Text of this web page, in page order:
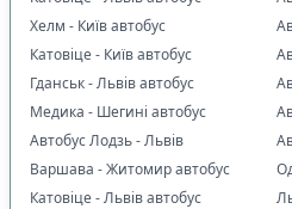
Хелм - Київ автобус
Катовіце - Київ автобус
Гданськ - Львів автобус
Медика - Шегині автобус
Автобус Лодзь - Львів
Варшава - Житомир автобус
Катовіце - Львів автобус